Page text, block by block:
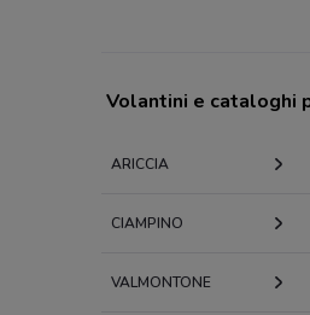
Volantini e cataloghi
ARICCIA
CIAMPINO
VALMONTONE